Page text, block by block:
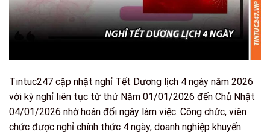
Tintuc247 cập nhật nghỉ Tết Dương lịch 4 ngày năm 2026
với kỳ nghỉ liên tục từ thứ Năm 01/01/2026 đến Chủ Nhật
04/01/2026 nhờ hoán đổi ngày làm việc. Công chức, viên
chức được nghỉ chính thức 4 ngày, doanh nghiệp khuyến